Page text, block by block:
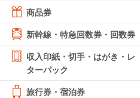
商品券
新幹線・特急回数券・回数券
収入印紙・切手・はがき・レ
ターパック
旅行券・宿泊券